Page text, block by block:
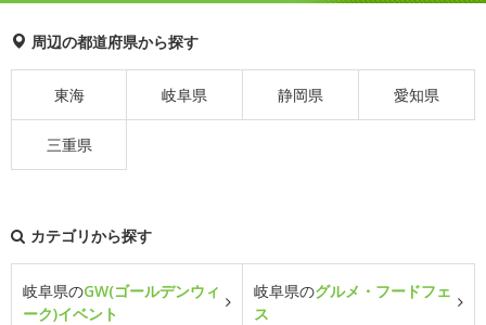
周辺の都道府県から探す
東海 岐阜県 静岡県 愛知県
三重県
カテゴリから探す
岐阜県のGW(ゴールデンウィ
ーク)イベント
岐阜県のグルメ・フードフェ
ス